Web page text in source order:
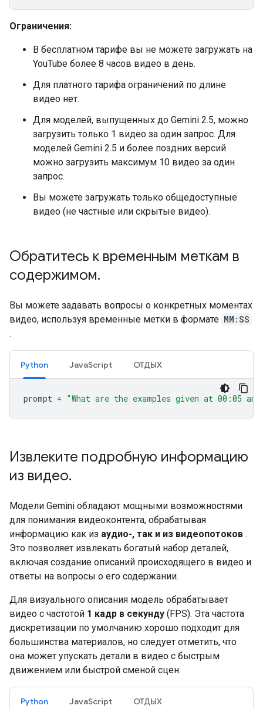
Ограничения:
В бесплатном тарифе вы не можете загружать на
YouTube более 8 часов видео в день.
Для платного тарифа ограничений по длине
видео нет.
Для моделей, выпущенных до Gemini 2.5, можно
загрузить только 1 видео за один запрос. Для
моделей Gemini 2.5 и более поздних версий
можно загрузить максимум 10 видео за один
запрос.
Вы можете загружать только общедоступные
видео (не частные или скрытые видео).
Обратитесь к временным меткам в
содержимом.
Вы можете задавать вопросы о конкретных моментах
видео, используя временные метки в формате MM:SS
.
Python JavaScript ОТДЫХ
prompt = "What are the examples given at 00:05
Извлеките подробную информацию
из видео.
Модели Gemini обладают мощными возможностями
для понимания видеоконтента, обрабатывая
информацию как из аудио-, так и из видеопотоков .
Это позволяет извлекать богатый набор деталей,
включая создание описаний происходящего в видео и
ответы на вопросы о его содержании.
Для визуального описания модель обрабатывает
видео с частотой 1 кадр в секунду (FPS). Эта частота
дискретизации по умолчанию хорошо подходит для
большинства материалов, но следует отметить, что
она может упускать детали в видео с быстрым
движением или быстрой сменой сцен.
Python JavaScript ОТДЫХ